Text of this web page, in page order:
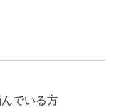
でいる方